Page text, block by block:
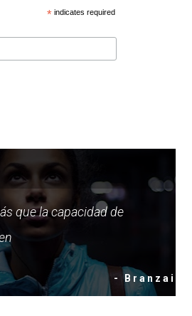
* indicates required
que la capacidad de
- Branzai